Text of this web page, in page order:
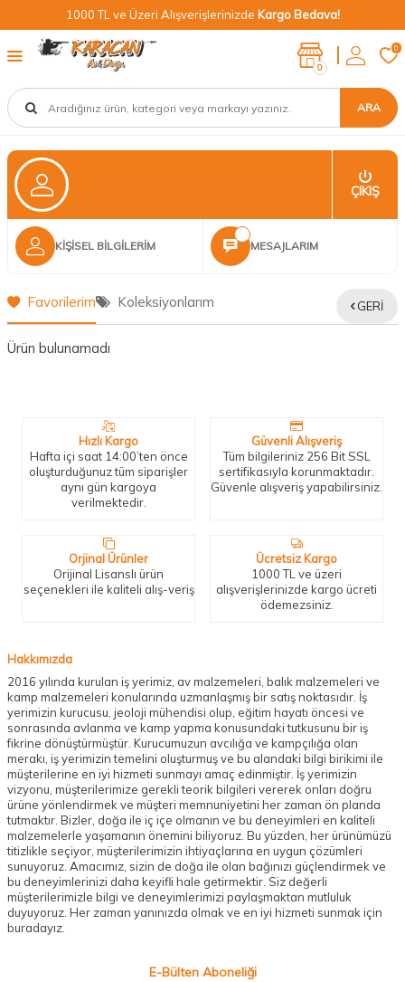
1000 TL ve Üzeri Alışverişlerinizde Kargo Bedava!
ARA
0
0
ÇIKIŞ
KIŞISEL BILGILERIM MESAJLARIM
Favorilerim Koleksiyonlarım GERI
Ürün bulunamadı
Hızlı Kargo
Hafta içi saat 14:00’ten önce
oluşturduğunuz tüm siparişler
aynı gün kargoya
verilmektedir.
Güvenli Alışveriş
Tüm bilgileriniz 256 Bit SSL
sertifikasıyla korunmaktadır.
Güvenle alışveriş yapabilirsiniz.
Orjinal Ürünler
Orijinal Lisanslı ürün
seçenekleri ile kaliteli alış-veriş
Ücretsiz Kargo
1000 TL ve üzeri
alışverişlerinizde kargo ücreti
ödemezsiniz.
Hakkımızda
2016 yılında kurulan iş yerimiz, av malzemeleri, balık malzemeleri ve
kamp malzemeleri konularında uzmanlaşmış bir satış noktasıdır. İş
yerimizin kurucusu, jeoloji mühendisi olup, eğitim hayatı öncesi ve
sonrasında avlanma ve kamp yapma konusundaki tutkusunu bir iş
fikrine dönüştürmüştür. Kurucumuzun avcılığa ve kampçılığa olan
merakı, iş yerimizin temelini oluşturmuş ve bu alandaki bilgi birikimi ile
müşterilerine en iyi hizmeti sunmayı amaç edinmiştir. İş yerimizin
vizyonu, müşterilerimize gerekli teorik bilgileri vererek onları doğru
ürüne yönlendirmek ve müşteri memnuniyetini her zaman ön planda
tutmaktır. Bizler, doğa ile iç içe olmanın ve bu deneyimleri en kaliteli
malzemelerle yaşamanın önemini biliyoruz. Bu yüzden, her ürünümüzü
titizlikle seçiyor, müşterilerimizin ihtiyaçlarına en uygun çözümleri
sunuyoruz. Amacımız, sizin de doğa ile olan bağınızı güçlendirmek ve
bu deneyimlerinizi daha keyifli hale getirmektir. Siz değerli
müşterilerimizle bilgi ve deneyimlerimizi paylaşmaktan mutluluk
duyuyoruz. Her zaman yanınızda olmak ve en iyi hizmeti sunmak için
buradayız.
E-Bülten Aboneliği